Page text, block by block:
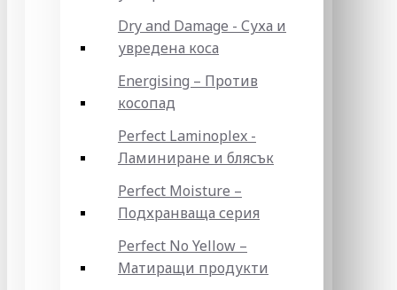
Dry and Damage - Суха и
увредена коса
Energising – Против
косопад
Perfect Laminoplex -
Ламиниране и блясък
Perfect Moisture –
Подхранваща серия
Perfect No Yellow –
Матиращи продукти